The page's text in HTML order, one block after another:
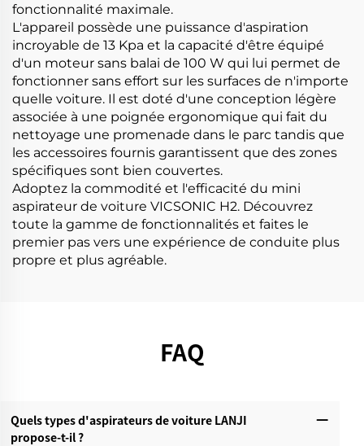
fonctionnalité maximale.
L'appareil possède une puissance d'aspiration
incroyable de 13 Kpa et la capacité d'être équipé
d'un moteur sans balai de 100 W qui lui permet de
fonctionner sans effort sur les surfaces de n'importe
quelle voiture. Il est doté d'une conception légère
associée à une poignée ergonomique qui fait du
nettoyage une promenade dans le parc tandis que
les accessoires fournis garantissent que des zones
spécifiques sont bien couvertes.
Adoptez la commodité et l'efficacité du mini
aspirateur de voiture VICSONIC H2. Découvrez
toute la gamme de fonctionnalités et faites le
premier pas vers une expérience de conduite plus
propre et plus agréable.
FAQ
Quels types d'aspirateurs de voiture LANJI
propose-t-il ?